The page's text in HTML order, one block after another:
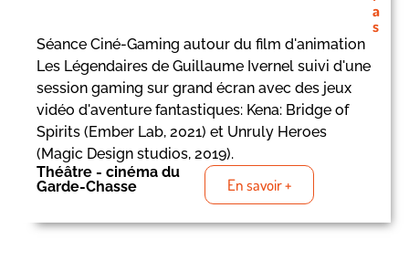
a
s
Séance Ciné-Gaming autour du film d'animation
Les Légendaires de Guillaume Ivernel suivi d'une
session gaming sur grand écran avec des jeux
vidéo d'aventure fantastiques: Kena: Bridge of
Spirits (Ember Lab, 2021) et Unruly Heroes
(Magic Design studios, 2019).
Théâtre - cinéma du
Garde-Chasse
En savoir +